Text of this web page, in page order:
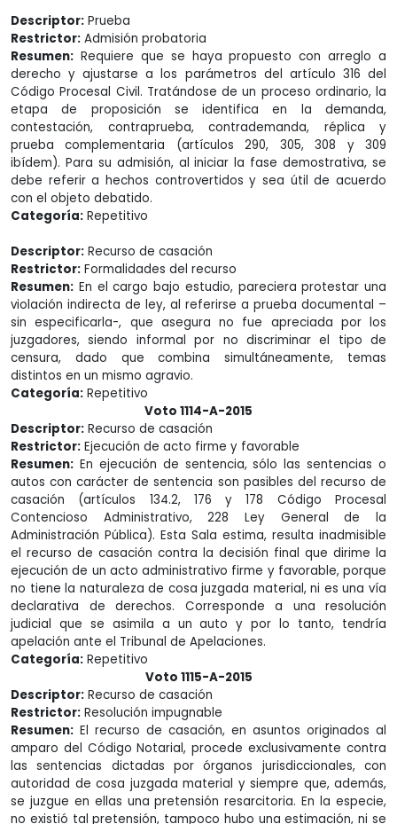
Descriptor: Prueba
Restrictor: Admisión probatoria
Resumen: Requiere que se haya propuesto con arreglo a
derecho y ajustarse a los parámetros del artículo 316 del
Código Procesal Civil. Tratándose de un proceso ordinario, la
etapa de proposición se identifica en la demanda,
contestación, contraprueba, contrademanda, réplica y
prueba complementaria (artículos 290, 305, 308 y 309
ibídem). Para su admisión, al iniciar la fase demostrativa, se
debe referir a hechos controvertidos y sea útil de acuerdo
con el objeto debatido.
Categoría: Repetitivo
Descriptor: Recurso de casación
Restrictor: Formalidades del recurso
Resumen: En el cargo bajo estudio, pareciera protestar una
violación indirecta de ley, al referirse a prueba documental –
sin especificarla-, que asegura no fue apreciada por los
juzgadores, siendo informal por no discriminar el tipo de
censura, dado que combina simultáneamente, temas
distintos en un mismo agravio.
Categoría: Repetitivo
Voto 1114-A-2015
Descriptor: Recurso de casación
Restrictor: Ejecución de acto firme y favorable
Resumen: En ejecución de sentencia, sólo las sentencias o
autos con carácter de sentencia son pasibles del recurso de
casación (artículos 134.2, 176 y 178 Código Procesal
Contencioso Administrativo, 228 Ley General de la
Administración Pública). Esta Sala estima, resulta inadmisible
el recurso de casación contra la decisión final que dirime la
ejecución de un acto administrativo firme y favorable, porque
no tiene la naturaleza de cosa juzgada material, ni es una vía
declarativa de derechos. Corresponde a una resolución
judicial que se asimila a un auto y por lo tanto, tendría
apelación ante el Tribunal de Apelaciones.
Categoría: Repetitivo
Voto 1115-A-2015
Descriptor: Recurso de casación
Restrictor: Resolución impugnable
Resumen: El recurso de casación, en asuntos originados al
amparo del Código Notarial, procede exclusivamente contra
las sentencias dictadas por órganos jurisdiccionales, con
autoridad de cosa juzgada material y siempre que, además,
se juzgue en ellas una pretensión resarcitoria. En la especie,
no existió tal pretensión, tampoco hubo una estimación, ni se